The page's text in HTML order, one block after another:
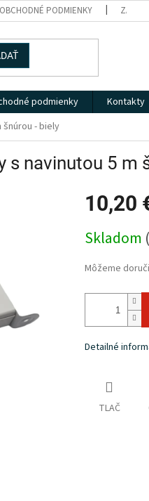
PODMIENKY
podmienky
Kontakty
- biely
navinutou 5 m
10,20
cena:
Skladom
Môžeme
Detailné
TLAČ